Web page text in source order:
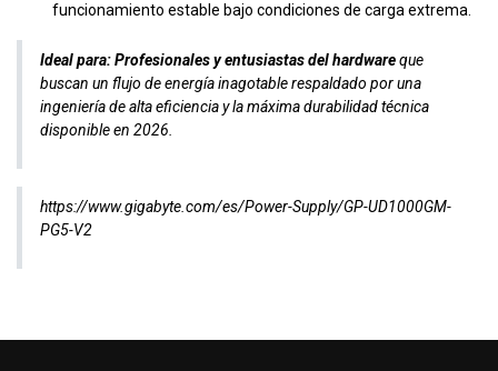
funcionamiento estable bajo condiciones de carga extrema.
Ideal para:Profesionales y entusiastas del hardwareque
buscan un flujo de energía inagotable respaldado por una
ingeniería de alta eficiencia y la máxima durabilidad técnica
disponible en 2026.
https://www.gigabyte.com/es/Power-Supply/GP-UD1000GM-
PG5-V2